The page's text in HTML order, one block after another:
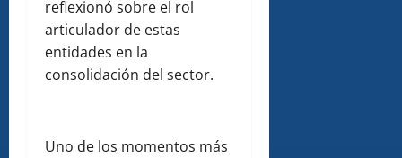
reflexionó sobre el rol
articulador de estas
entidades en la
consolidación del sector.
Uno de los momentos más